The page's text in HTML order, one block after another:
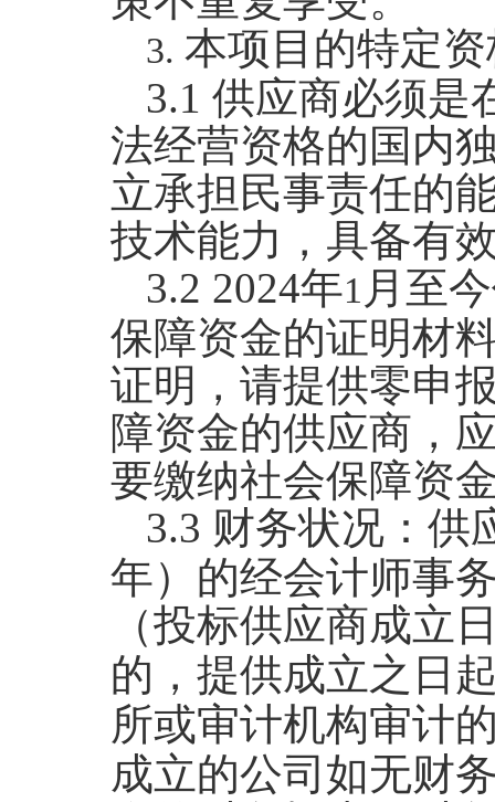
3. 本项目的特定
3.1 供应商必须是
法经营资格的国内
立承担民事责任的
技术能力， 具备有
3.2 2024年1 月至
保障资金的证明材
证明，请提供零申
障资金的供应商，
要缴纳社会保障资
3.3 财务状况：供
年）的经会计师事
（投标供应商成立
的，提供成立之日
所或审计机构审计
成立的公司如无财